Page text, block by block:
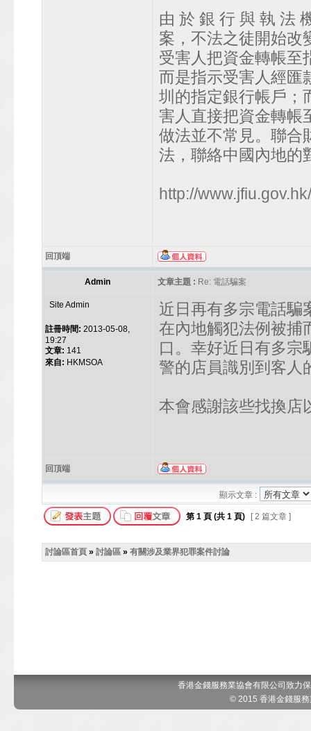
由 於 銀 行 與 執 法
案，不法之徒開始改
受害人把資金轉帳至
而是指示受害人經匯
圳的指定銀行帳戶；
害人直接把資金轉帳
做法並不常見。聯合
法，聯絡中國內地的
http://
回頂端
Admin 文章主題 : Re: 電話騙案
Site Admin
註冊時間: 2013-05-08,
19:27
文章: 141
來自: HKMSOA
近日再有多宗電話騙
在內地觸犯法例被捕
口。幸好近日有多宗
警的店員識別到客人
本會感謝該些找換店
回頂端
顯示文章 :
第 1 頁 (共 1 頁) [ 2 篇文章 ]
討論區首頁 » 討論區 » 有關涉及業界犯罪案件討論
香港金錢服務業協會有限公司致力
© 2015 香港金錢服